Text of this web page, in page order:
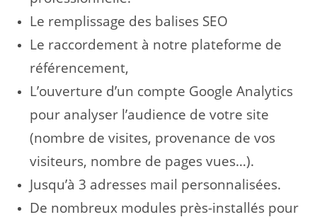
Le remplissage des balises SEO
Le raccordement à notre plateforme de
référencement,
L’ouverture d’un compte Google Analytics
pour analyser l’audience de votre site
(nombre de visites, provenance de vos
visiteurs, nombre de pages vues…).
Jusqu’à 3 adresses mail personnalisées.
De nombreux modules près-installés pour